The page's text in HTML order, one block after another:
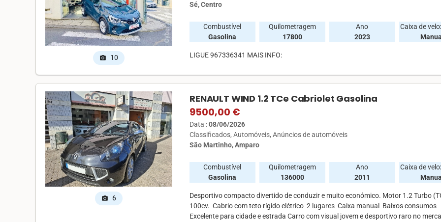
photo_camera 10
Sé, Centro
Combustível
Gasolina
Quilometragem
17800
Ano
2023
Caixa de
Manual
LIGUE 967336341 MAIS INFO:
photo_camera 6
RENAULT WIND 1.2 TCe Cabriolet Gasolina
9500,00 €
Data :08/06/2026
Classificados Automóveis Anúncios de automóveis
São Martinho, Amparo
Combustível
Gasolina
Quilometragem
136000
Ano
2011
Caixa de
Manual
Desportivo compacto divertido de conduzir e muito económico. Motor 1.2 Turbo
100cv. ️ Cabrio com teto rígido elétrico ️ 2 lugares ️ Caixa manual ️ Baixos consumos ️
Excelente para cidade e estrada Carro com visual jovem e desportivo raro no